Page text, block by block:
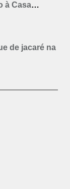
à Casa
de jacaré na